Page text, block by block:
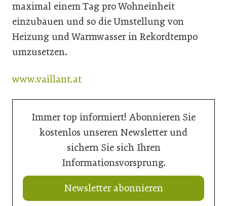
maximal einem Tag pro Wohneinheit
einzubauen und so die Umstellung von
Heizung und Warmwasser in Rekordtempo
umzusetzen.
www.vaillant.at
Immer top informiert! Abonnieren Sie
kostenlos unseren Newsletter und
sichern Sie sich Ihren
Informationsvorsprung.
Newsletter abonnieren